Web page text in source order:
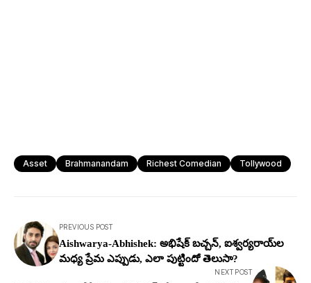
Asset Brahmanandam Richest Comedian Tollywood
PREVIOUS POST
Aishwarya-Abhishek: అభిషేక్ బచ్చన్, ఐశ్వర్య‌రాయ్‌ల
మ‌ధ్య ప్రేమ ఎప్పుడు, ఎలా పుట్టిందో తెలుసా?
NEXT POST